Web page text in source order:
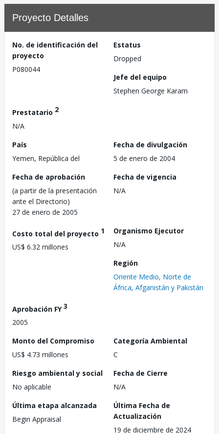
Proyecto Detalles
No. de identificación del
proyecto
P080044
Estatus
Dropped
Jefe del equipo
Stephen George Karam
Prestatario 2
N/A
País
Yemen, República del
Fecha de divulgación
5 de enero de 2004
Fecha de aprobación
(a partir de la presentación
ante el Directorio)
27 de enero de 2005
Fecha de vigencia
N/A
Costo total del proyecto 1
US$ 6.32 millones
Organismo Ejecutor
N/A
Región
Oriente Medio, Norte de
África, Afganistán y Pakistán
Aprobación FY3
2005
Monto del Compromiso
US$ 4.73 millones
Categoría Ambiental
C
Riesgo ambiental y social
No aplicable
Fecha de Cierre
N/A
Última etapa alcanzada
Begin Appraisal
Última Fecha de
Actualización
19 de diciembre de 2024